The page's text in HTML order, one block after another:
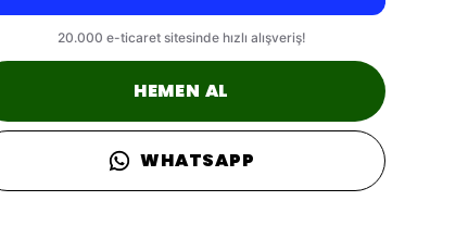
HEMEN AL
WHATSAPP